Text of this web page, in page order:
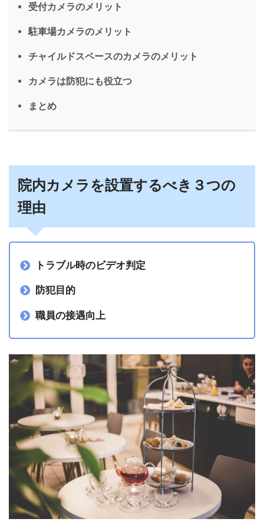
受付カメラのメリット
駐車場カメラのメリット
チャイルドスペースのカメラのメリット
カメラは防犯にも役立つ
まとめ
院内カメラを設置するべき３つの
理由
トラブル時のビデオ判定
防犯目的
職員の接遇向上